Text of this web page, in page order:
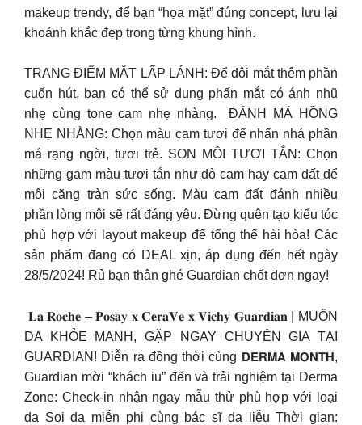
makeup trendy, để bạn “họa mặt” đúng concept, lưu lại
khoảnh khắc đẹp trong từng khung hình.
TRANG ĐIỂM MẮT LẤP LÁNH: Để đôi mắt thêm phần
cuốn hút, bạn có thể sử dụng phấn mắt có ánh nhũ
nhẹ cùng tone cam nhẹ nhàng. ​ ĐÁNH MÁ HỒNG
NHẸ NHÀNG: Chọn màu cam tươi để nhấn nhá phần
má rạng ngời, tươi trẻ.​ SON MÔI TƯƠI TẮN: Chọn
những gam màu tươi tắn như đỏ cam hay cam đất để
môi căng tràn sức sống. Màu cam đất đánh nhiều
phần lòng môi sẽ rất đáng yêu.​ Đừng quên tạo kiểu tóc
phù hợp với layout makeup để tổng thể hài hòa!​ Các
sản phẩm đang có DEAL xịn, áp dụng đến hết ngày
28/5/2024! Rủ bạn thân ghé Guardian chốt đơn ngay!
​ 𝐋𝐚 𝐑𝐨𝐜𝐡𝐞 – 𝐏𝐨𝐬𝐚𝐲 𝐱 𝐂𝐞𝐫𝐚𝐕𝐞 𝐱 𝐕𝐢𝐜𝐡𝐲 𝐆𝐮𝐚𝐫𝐝𝐢𝐚𝐧 | MUỐN
DA KHỎE MANH, GẶP NGAY CHUYÊN GIA TẠI
GUARDIAN! Diễn ra đồng thời cùng 𝗗𝗘𝗥𝗠𝗔 𝗠𝗢𝗡𝗧𝗛,
Guardian mời “khách iu” đến và trải nghiệm tại Derma
Zone: Check-in nhận ngay mẫu thử phù hợp với loại
da Soi da miễn phi cùng bác sĩ da liễu Thời gian: